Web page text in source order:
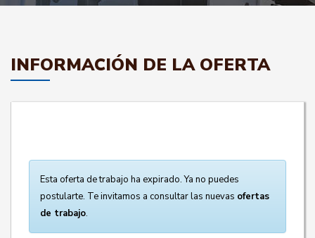
INFORMACIÓN DE LA OFERTA
Esta oferta de trabajo ha expirado. Ya no puedes
postularte. Te invitamos a consultar las nuevas ofertas
de trabajo.